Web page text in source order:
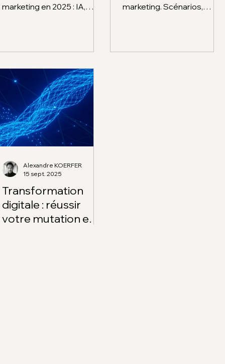
marketing en 2025 : IA,
marketing. Scénarios,
Transformation
digitale : réussir
votre mutation en 5
Alexandre KOERFER
15 sept. 2025